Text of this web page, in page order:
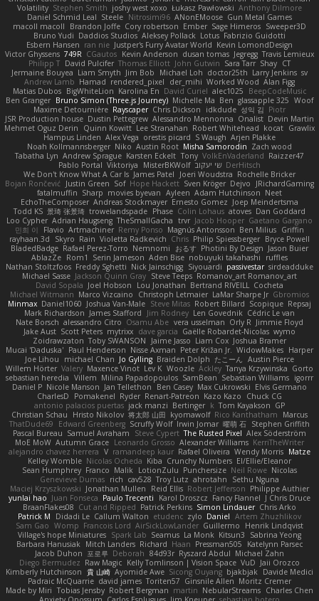
Volatility Stephen Smith joshy west xoxo Łukasz Pawłowski Anthony Dilmore
Daniel Schmid Leal Steele Nitrosimi96 ANonEMoose Gun Metal Games
macoll macoll
Brandon Joffe Cory robertson Ember Sage Himeros Sweeper3D
Bruno Yudi Daddios Studios Aleksey Pollack Lotus Fabrizio Guidotti
Esbern Hansen ran nie Justper's Furry Avatar World Kevin LomondDesign
Victor Ghyssens 749R CGautos Kevin Anderson dusan tomas Jegregg Travis Lemieux
Philipp T David Pulcifer Thomas Elliott John Gutwin Sara Tarr Shay CT
Jermaine Bouyea Liam Smyth Jim Bob Michael Loh doctor25th Larry Jenkins sv
Andrew Lamb Hamad rendered_pixel der_mihi Worked Wood Alan Figg
Matias Dubos BigWhiteLion Karolina En David Curiel alec1025
BeepCodeMusic
Ben Granger Bruno Simon (Three.js Journey) Michelle Ma Ben glassapple 325 Woof
Maxime Detournière Rayscaper Chris Dickson idkdude 성익 김 Piotr
JSR Production house Dustin Pettegrew Alessandro Mennonna Onalist Devin Martin
Mehmet Oguz Derin
Quinn Kowitt Lee Stranahan Robert Whitehead kocat Grawlix
Hampus Linden Alex Vega orestis picard S Waugh Arjen Plakke
Noah Kollmannsberger Niko Austin Root Misha Samorodin Zach wood
Tabatha Lyn Andrew Sprague Karsten Eckelt Tony VolkEnVaderland Raizzer47
Pablo Portal Viktoriya MisterBKWolf שי יעקוב DerHitsch
We Don't Know What A Car Is James Patel Joeri Woudstra Rochelle Bricker
Bojan Rončević Justin Green Sof Hope Hackett Sven Kröger Dejvo
JRichardGaming
fatalmuffin Sharp movies byevan Ayleen Adam Hutchinson Neet
EchoTheComposer Andreas Stockmayer Ernesto Gomez Joep Meindertsma
Todd KS 景琦 张景琦 trowelandspade Phase Colin Lohaus atoves Dan Goddard
Loo Cypher Adrian Haugseng TheSmallGacha trvr Jacob Hooper Gaetano Gargano
민희 이
Flavio Artmachiner Remy Ponso Magnús Antonsson Ben Milius Griffin
rayhaan.3d
Skyro Rain Violetta Radkevich Chris Philip Spiessberger Bryce Powell
BladedBadge Rafael Perez-Torro Nemnomi おるす Photini By Design Jason Buier
AblazZe Rom1 Serin Jameson Aden Bise nobuyuki takahashi
ruffles
Nathan Stoltzfoos Freddy Sghetti Nick Jainschigg Siyouardi passivestar sirdeadduke
Michael Sasse Jackson Quinn Gray Steve Teeps Romanov_art Romanov_art
David Sopala Joel Hobson Lou Jonathan Bertrand RIVEILL Cocheta
Michael Witmann Marco Vizcaino Christoph Letmaier LaMar Sharpe Jr Gbromios
Minmax Daniel1060 Joshua Van-Male Steve Mitas Robert Billard Scopique Repsaj
Mark Richardson James Stafford Jim Rodney Len Govednik Cédric Le van
Nate Borsch alessandro Citro Osamu Abe vera usselman Orly R Jimmie Floyd
Jake Aust Scott Peters mytrixx dave garcia Gaëlle Robardet-Nicolas wymo
Zoidrawzaton Toby SWANSON Jaime Jasso Liam Cox Joshua Bramer
Mucai 'Daduska' Paul Henderson Nisse Axman Peter Križan Jr. WidowMakes Harper
Joe Lihou
michael Chan Jo Gylling Braiden Dolph たこーん Austin Pierce
Willem Hörter Valery Maxence Vinot Lev K Woozle Ackley Tanya Krzywinska Gorto
sebastian heredia Villem Milina Papadopoulos SamBean Sebastian Williams igorrr
Daniel P Nicole Manson Jan Tellethon Ben Casey Max Cukrowski Elvis Germano
CharlesD
Pomakenel Ryder Renart-Patreon Kazo Kazo
Chuck CG
antonio palacios puertas jack manzi Bertinger k Tom Kayakson GP
Christian Schau
Hristo Nikolov 将太郎 山田 kyomawolf Rico Kanthatham
Marcus
ThatDude69
Edward Greenberg Scruffy Wolf Irwin Jomar 曜萌 石 Stephen Griffith
Pascal Bureau Samuel Avraham Steve Cypert The Rusted Pixel Alex Söderström
MoE MoW Autumn Grace Leonardo Grosso Alexander Williams KerriTheWriter
alejandro chavez herrera V ramandeep kaur Rafael Oliveira Wendy Morris Matze
Kelley Womble Nicolas Ocheda Kiba Crunchy Numbers El/Ellie/Eleanor
Sean Humphrey Franco Malik LotionZulu Punchersize Neil Rowe Nicolas
Genevieve Dumas rich cav528 Troy Lutz ahrotahn
Sethu Nguna
Maciej Krzyszkowski Jonathan Mullen Reid Ellis Robert Jefferson Philippe Authier
yunlai hao Juan Fonseca Paulo Trecenti Karol Droszcz Fancy Flannel J Chris Druce
BraanFlakes08 Cut and Ripped Patrick Perkins Simon Lindauer Chris Arko
Patrick M
Didadi Le Callum Walton etudenc zylo Daniel Artem Zhuzhlikov
Sam Gao Womp Francois Lord AirSickLowLander Guillermo
Henrik Lindqvist
Village's hope Miniatures Spark Lab Seamus La Monk Kitsun3
Sabrina Yeong
Barbara Hanusiak Mitch Landers Richard Haan Pressman505
Katelynn Parsec
Jacob Duhon 포로루 Deborah 84d93r Ryszard Abdul Michael Zahn
Diego Bermudez Raw Magic Kelly Tomlinson | Vision Space VuD Jaii Orozco
Kimberly Hutchinson 貴 山崎 Ayomide Awe Sicong Ouyang bjakbjak Davide Medici
Padraic McQuarrie david james Toriten57 Ginsnile Allen Moritz Cremer
Made by Miri Tobias Jensby Robert Bergman martin NebularStreams Charles Chen